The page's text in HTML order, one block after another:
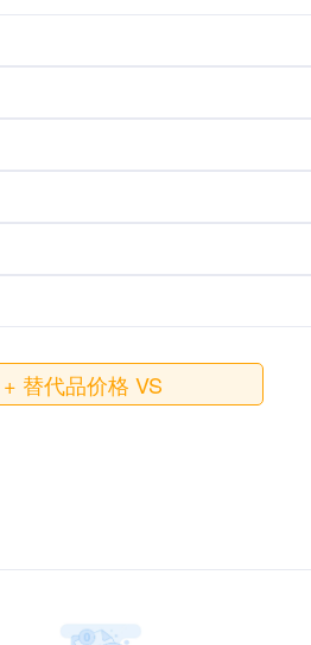
+ 替代品价格 VS